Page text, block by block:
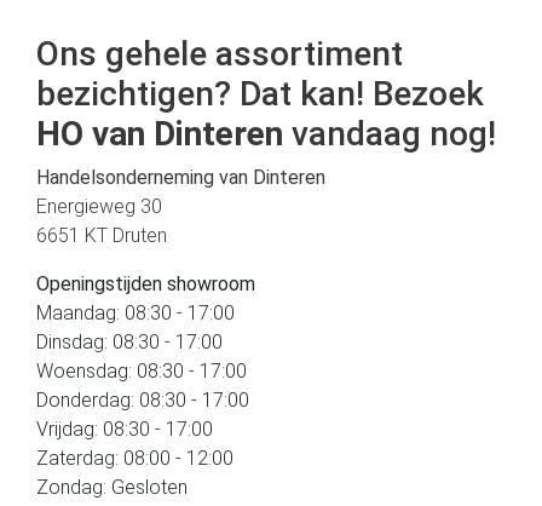
Ons gehele assortiment
bezichtigen? Dat kan! Bezoek
HO van Dinteren vandaag nog!
Handelsonderneming van Dinteren
Energieweg 30
6651 KT Druten
Openingstijden showroom
Maandag: 08:30 - 17:00
Dinsdag: 08:30 - 17:00
Woensdag: 08:30 - 17:00
Donderdag: 08:30 - 17:00
Vrijdag: 08:30 - 17:00
Zaterdag: 08:00 - 12:00
Zondag: Gesloten